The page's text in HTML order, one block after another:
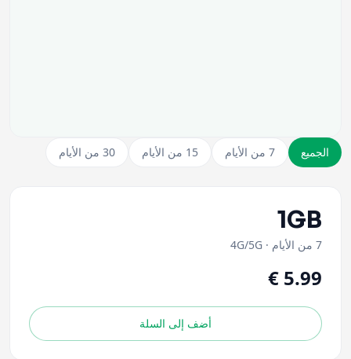
الجميع 7 من الأيام 15 من الأيام 30 من الأيام
1GB
7 من الأيام ·
4G/5G
أضف إلى السلة